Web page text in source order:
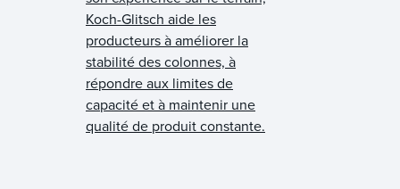
Koch-Glitsch aide les
producteurs à améliorer la
stabilité des colonnes, à
répondre aux limites de
capacité et à maintenir une
qualité de produit constante.